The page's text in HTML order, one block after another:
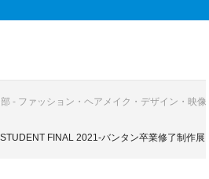
- ファッション・ヘアメイク・デザイン・映
FINAL 2021-バンタン卒業修了制作